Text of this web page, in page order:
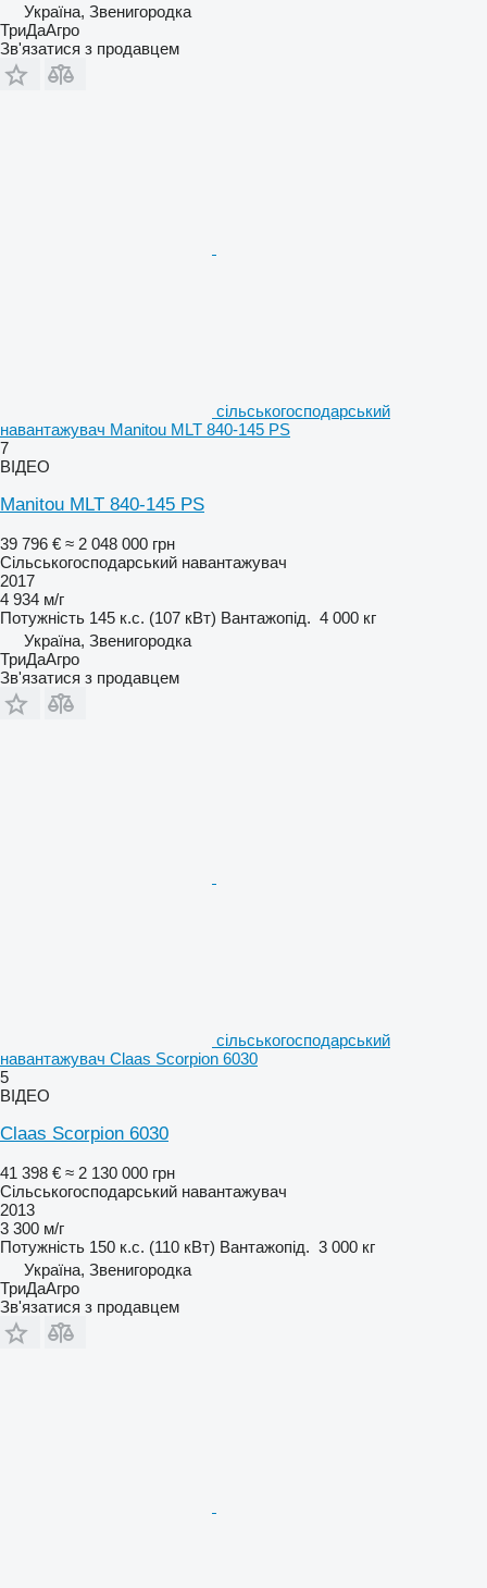
Україна, Звенигородка
ТриДаАгро
Зв'язатися з продавцем
сільськогосподарський
навантажувач Manitou MLT 840-145 PS
7
ВІДЕО
Manitou MLT 840-145 PS
39 796 € ≈ 2 048 000 грн
Сільськогосподарський навантажувач
2017
4 934 м/г
Потужність 145 к.с. (107 кВт) Вантажопід. 4 000 кг
Україна, Звенигородка
ТриДаАгро
Зв'язатися з продавцем
сільськогосподарський
навантажувач Claas Scorpion 6030
5
ВІДЕО
Claas Scorpion 6030
41 398 € ≈ 2 130 000 грн
Сільськогосподарський навантажувач
2013
3 300 м/г
Потужність 150 к.с. (110 кВт) Вантажопід. 3 000 кг
Україна, Звенигородка
ТриДаАгро
Зв'язатися з продавцем